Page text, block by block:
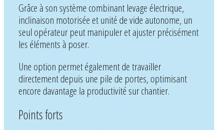
Grâce à son système combinant levage électrique,
inclinaison motorisée et unité de vide autonome, un
seul opérateur peut manipuler et ajuster précisément
les éléments à poser.
Une option permet également de travailler
directement depuis une pile de portes, optimisant
encore davantage la productivité sur chantier.
Points forts